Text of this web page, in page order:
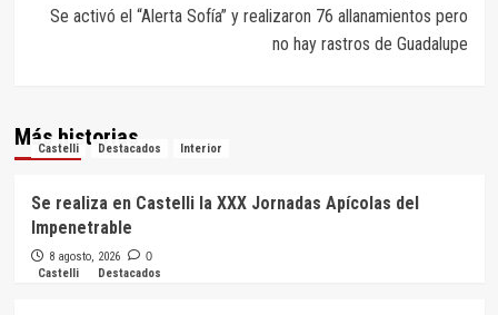
Se activó el “Alerta Sofía” y realizaron 76 allanamientos pero
no hay rastros de Guadalupe
Más historias
Castelli Destacados Interior
Se realiza en Castelli la XXX Jornadas Apícolas del
Impenetrable
8 agosto, 2026 0
Castelli Destacados